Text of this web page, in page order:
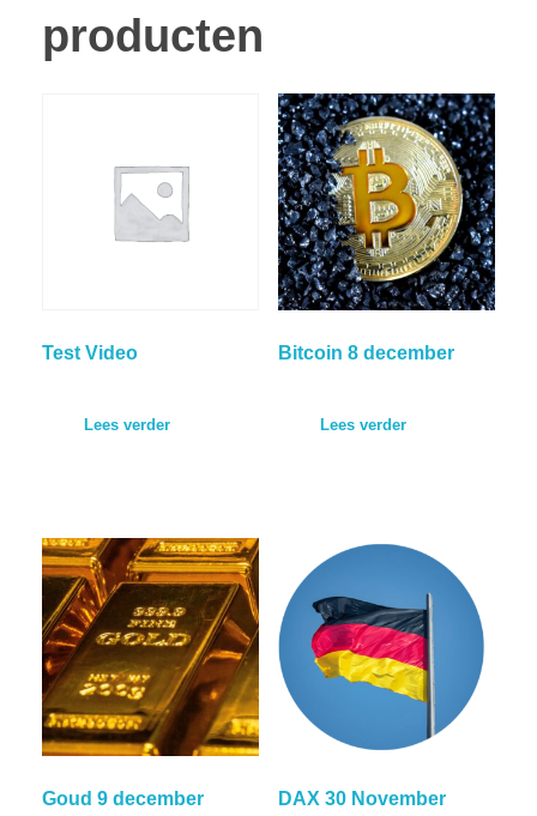
producten
Test Video
Lees verder
Bitcoin 8 december
Lees verder
Goud 9 december DAX 30 November